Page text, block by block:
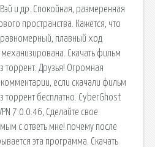
и др. Спокойная, размеренная
пространства. Кажется, что
плавный ход
Скачать фильм
Друзья! Огромная
если скачали фильм
бесплатно. CyberGhost
7.0.0.46, Сделайте свое
с ответь мне! почему после
эта программа. Скачать